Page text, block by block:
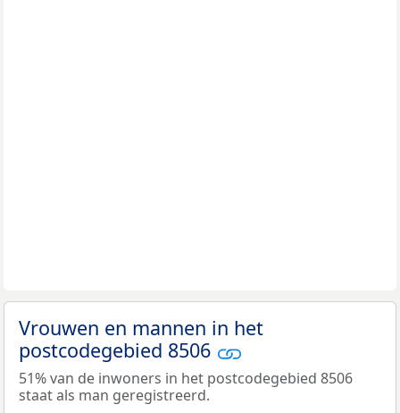
Vrouwen en mannen in het
postcodegebied 8506
51% van de inwoners in het postcodegebied 8506
staat als man geregistreerd.